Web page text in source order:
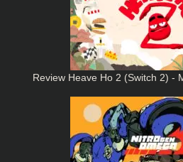
Review Heave Ho 2 (Switch 2) -